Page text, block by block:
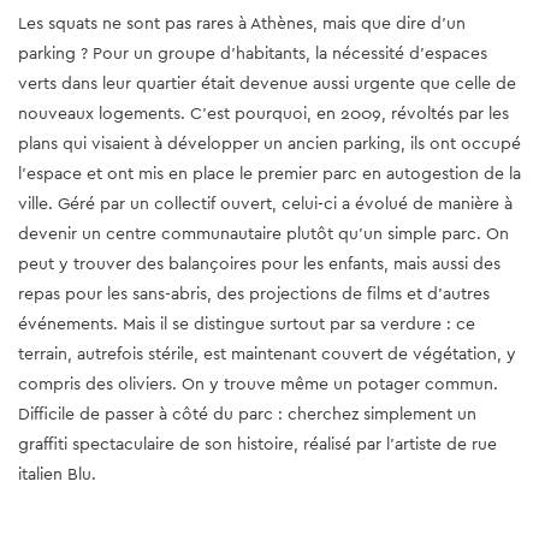
Les squats ne sont pas rares à Athènes, mais que dire d’un
parking ? Pour un groupe d’habitants, la nécessité d’espaces
verts dans leur quartier était devenue aussi urgente que celle de
nouveaux logements. C’est pourquoi, en 2009, révoltés par les
plans qui visaient à développer un ancien parking, ils ont occupé
l’espace et ont mis en place le premier parc en autogestion de la
ville. Géré par un collectif ouvert, celui-ci a évolué de manière à
devenir un centre communautaire plutôt qu’un simple parc. On
peut y trouver des balançoires pour les enfants, mais aussi des
repas pour les sans-abris, des projections de films et d’autres
événements. Mais il se distingue surtout par sa verdure : ce
terrain, autrefois stérile, est maintenant couvert de végétation, y
compris des oliviers. On y trouve même un potager commun.
Difficile de passer à côté du parc : cherchez simplement un
graffiti spectaculaire de son histoire, réalisé par l’artiste de rue
italien Blu.